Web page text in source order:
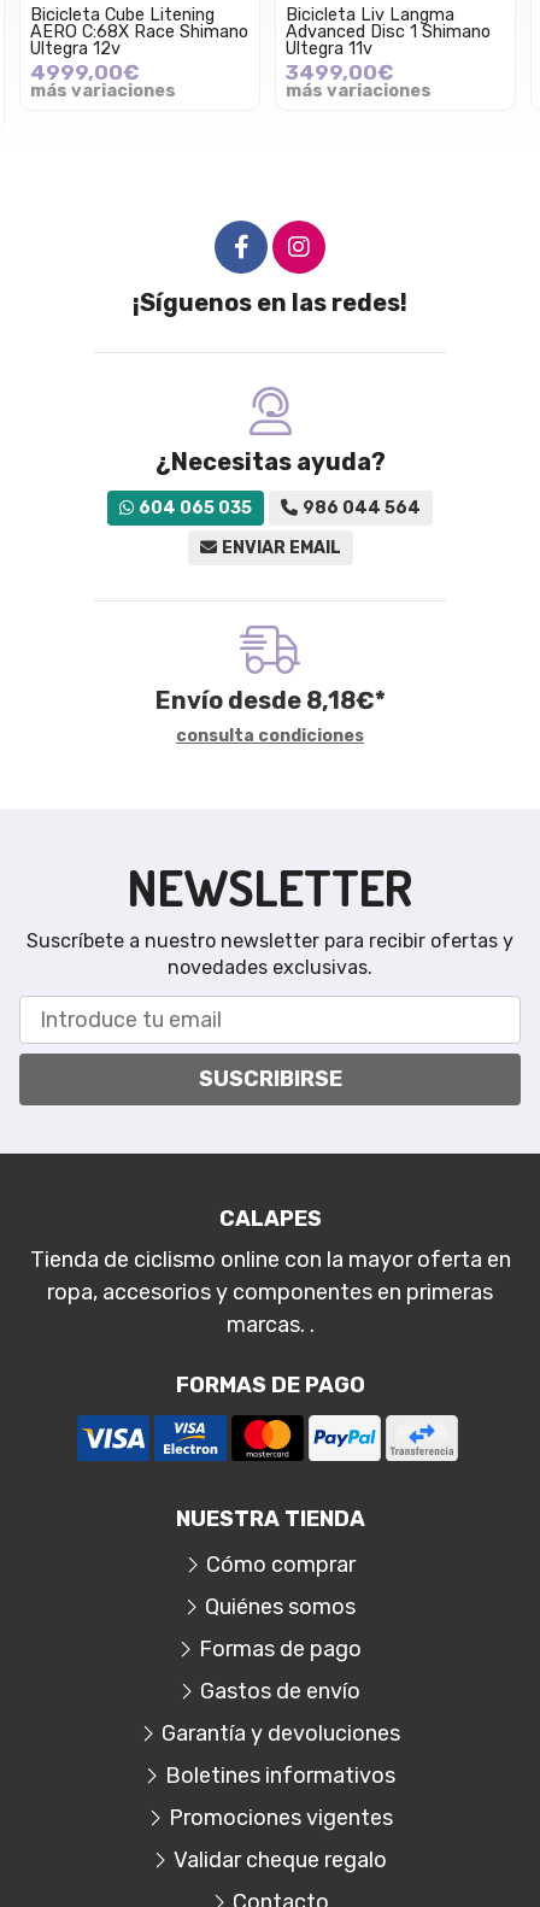
Bicicleta Liv Langma
Advanced Disc 1 Shimano
Ultegra 11v
3499,00€
más variaciones
Bicicleta Vitoria Endurance
SL Shimano Ultegra Di2
12v
5699,00€
más variaciones
¡Síguenos en las redes!
¿Necesitas ayuda?
604 065 035
986 044 564
ENVIAR EMAIL
Envío desde 8,18€*
consulta condiciones
NEWSLETTER
Suscríbete a nuestro newsletter para recibir ofertas y
novedades exclusivas.
SUSCRIBIRSE
CALAPES
Tienda de ciclismo online con la mayor oferta en
ropa, accesorios y componentes en primeras
marcas. .
FORMAS DE PAGO
NUESTRA TIENDA
Cómo comprar
Quiénes somos
Formas de pago
Gastos de envío
Garantía y devoluciones
Boletines informativos
Promociones vigentes
Validar cheque regalo